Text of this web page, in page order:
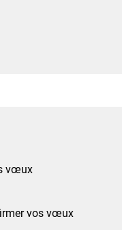
vœux
vos vœux